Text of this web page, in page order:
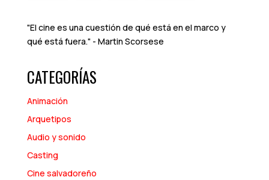
"El cine es una cuestión de qué está en el marco y
qué está fuera." - Martin Scorsese
CATEGORÍAS
Animación
Arquetipos
Audio y sonido
Casting
Cine salvadoreño